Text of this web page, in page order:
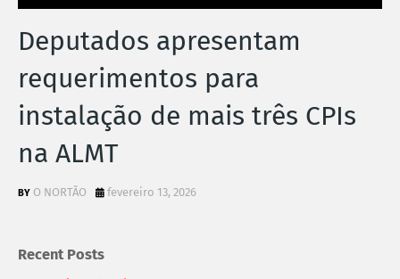
Deputados apresentam
requerimentos para
instalação de mais três CPIs
na ALMT
O NORTÃO fevereiro 13, 2026
Recent Posts